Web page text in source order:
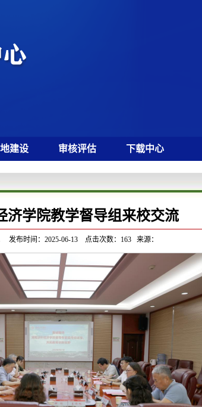
建设 审核评估 下载中心
济学院教学督导组来校交流
发布时间：2025-06-13 点击次数： 163 来源：